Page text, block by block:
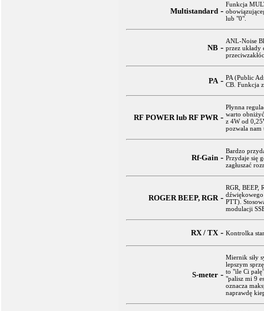
Multistandard -
Funkcja
lub "0".
NB -
ANL-Noise
przez
PA - PA (Public
CB. Funkcja
RF POWER lub RF PWR -
Płynna
warto
z 4W od
pozwala nam
Rf-Gain -
Bardzo
Przydaje się
zagłuszać
ROGER BEEP, RGR -
RGR, BEEP,
PTT).
modulacji
RX / TX - Kontrolka
S-meter -
Miernik siły
lepszym
to "ile Ci
"palisz mi 9
oznacza
naprawdę